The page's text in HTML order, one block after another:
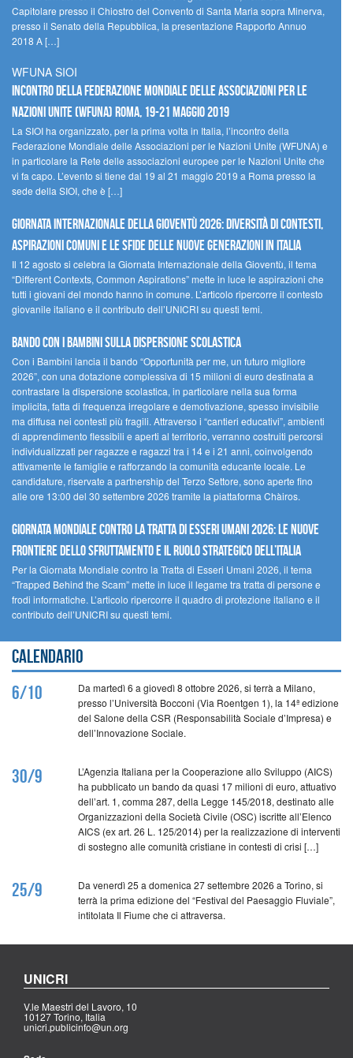
Capitolare presso il Chiostro del Convento di Santa Maria sopra Minerva,
presso il Senato della Repubblica, la presentazione Rapporto Annuo
2018 A […]
WFUNA SIOI
Incontro della Federazione Mondiale delle Associazioni per le
Nazioni Unite (WFUNA) Roma, 19-21 maggio 2019
La SIOI ha organizzato, per la prima volta in Italia, l’incontro della
Federazione Mondiale delle Associazioni per le Nazioni Unite (WFUNA) e
in particolare la Rete delle associazioni europee per le Nazioni Unite che
vi fa capo. L’evento si tiene dal 19 al 21 maggio 2019 a Roma presso la
sede della SIOI, che è […]
GIORNATA INTERNAZIONALE DELLA GIOVENTÙ 2026: DIVERSITÀ DI CONTESTI,
ASPIRAZIONI COMUNI E LE SFIDE DELLE NUOVE GENERAZIONI IN ITALIA
Il 12 agosto si celebra la Giornata Internazionale della Gioventù, il tema
“Different Contexts, Common Aspirations” mette in luce le aspirazioni che
tutti i giovani del mondo hanno in comune. L’articolo ripercorre il contesto
giovanile italiano e il contributo dell’UNICRI su questi temi.
Bando Con i Bambini sulla dispersione scolastica
Con i Bambini lancia il bando “Opportunità per me, un futuro migliore
2026”, con una dotazione complessiva di 15 milioni di euro destinata a
contrastare la dispersione scolastica, in particolare nella sua forma
implicita, fatta di frequenza irregolare e demotivazione, spesso invisibile
ma diffusa nei contesti più fragili. Attraverso i “cantieri educativi”, ambienti
di apprendimento flessibili e aperti al territorio, verranno costruiti percorsi
individualizzati per ragazze e ragazzi tra i 14 e i 21 anni, coinvolgendo
attivamente le famiglie e rafforzando la comunità educante locale. Le
candidature, riservate a partnership del Terzo Settore, sono aperte fino
alle ore 13:00 del 30 settembre 2026 tramite la piattaforma Chàiros.
GIORNATA MONDIALE CONTRO LA TRATTA DI ESSERI UMANI 2026: LE NUOVE
FRONTIERE DELLO SFRUTTAMENTO E IL RUOLO STRATEGICO DELL’ITALIA
Per la Giornata Mondiale contro la Tratta di Esseri Umani 2026, il tema
“Trapped Behind the Scam” mette in luce il legame tra tratta di persone e
frodi informatiche. L’articolo ripercorre il quadro di protezione italiano e il
contributo dell’UNICRI su questi temi.
Calendario
6/10
Da martedì 6 a giovedì 8 ottobre 2026, si terrà a Milano,
presso l’Università Bocconi (Via Roentgen 1), la 14ª edizione
del Salone della CSR (Responsabilità Sociale d’Impresa) e
dell’Innovazione Sociale.
30/9
L’Agenzia Italiana per la Cooperazione allo Sviluppo (AICS)
ha pubblicato un bando da quasi 17 milioni di euro, attuativo
dell’art. 1, comma 287, della Legge 145/2018, destinato alle
Organizzazioni della Società Civile (OSC) iscritte all’Elenco
AICS (ex art. 26 L. 125/2014) per la realizzazione di interventi
di sostegno alle comunità cristiane in contesti di crisi […]
25/9
Da venerdì 25 a domenica 27 settembre 2026 a Torino, si
terrà la prima edizione del “Festival del Paesaggio Fluviale”,
intitolata Il Fiume che ci attraversa.
UNICRI
V.le Maestri del Lavoro, 10
10127 Torino, Italia
unicri.publicinfo@un.org